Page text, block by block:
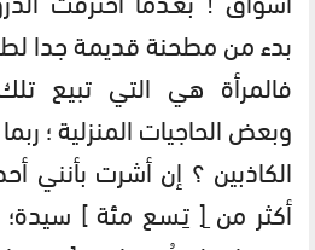
بدء من مطحنة قديمة جدا
فالمرأة هي التي تبيع
وبعض الحاجيات المنزلية ؛
الكاذبين ؟ إن أشرت بأنني
أكثر من ِ[ تِـسع مئة ] سيدة؛